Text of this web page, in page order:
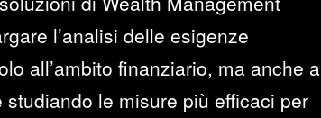
l’analisi delle esigenze
all’ambito finanziario, ma anche a
le misure più efficaci per